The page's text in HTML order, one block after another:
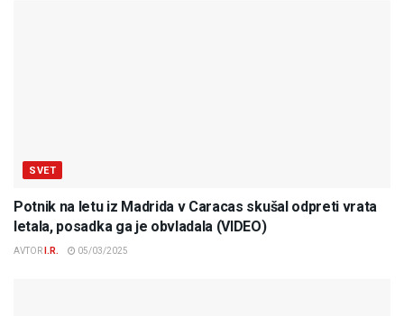
SVET
Potnik na letu iz Madrida v Caracas skušal odpreti vrata
letala, posadka ga je obvladala (VIDEO)
AVTOR I.R. 05/03/2025